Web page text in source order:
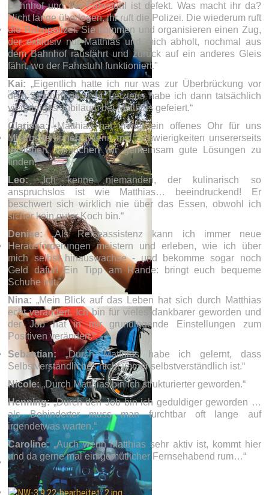
Bahnhof und der Fahrstuhl ist defekt. Was macht ihr da?
Nicht lange überlegen, ihr ruft die Polizei. Die wiederum ruft
die Bahnpolizei. Sie kommen und organisieren einen Zug,
der exklusiv nur Matthias und mich abholt, nochmal aus
dem Bahnhof rausfährt und zurück auf ein anderes Gleis
fährt, wo der Fahrstuhl funktioniert."
Kai: „Eigentlich hatte ich nur was zur Überbrückung vor
dem Studium gesucht. Letztens habe ich dann tatsächlich
vierjähriges Jubiläum bei Matthias gefeiert.“
Clarissa:„Matthias hat immer ein offenes Ohr für uns
Mitarbeiter*innen. Wenn mal Schwierigkeiten unsererseits
bestehen, versuchen wir gemeinsam gute Lösungen zu
finden.“
Leo:„Ich kenne niemanden, der kulinarisch so
anspruchslos ist wie Matthias… beeindruckend! Er
beschwert sich wirklich nie über das Essen, obwohl ich
sicher kein guter Koch bin.“
Denise: „Als Reiseassistenz kann ich immer neue
Herausforderungen meistern und erleben, wie ich über
mich selbst hinauswachse - und bekomme sogar noch
Geld dafür! Ein Tipp am Rande: bringt euch bequeme
Schuhe mit."
Nina: „Mein Blick auf das Leben hat sich durch Matthias
echt verändert. Ich bin für vieles dankbarer geworden und
der Job hat in mir grundlegende Einstellungen zum
Positiven verändert.“
Sebastian:„Durch Matthias habe ich gelernt, dass
Selbstverständliches nicht immer selbstverständlich ist.“
Nicole:„Durch Matthias bin ich strukturierter geworden.“
Henning:„Durch den Job bin ich geduldiger geworden …
als Behinderter muss man furchtbar oft lange auf
irgendetwas warten.“
Caroline:„Auch wenn Matthias sehr aktiv ist, kommt hier
und da gerne mal ein gemütlicher Fernsehabend rum…“